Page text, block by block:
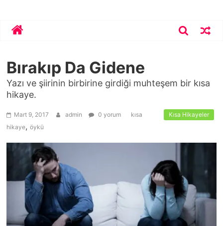
contentBekirhoca.com
Bırakıp Da Gidene
Yazı ve şiirinin birbirine girdiği muhteşem bir kısa
hikaye.
Kısa Hikayeler
Mart 9, 2017 admin 0 yorum
kısa
hikaye,öykü